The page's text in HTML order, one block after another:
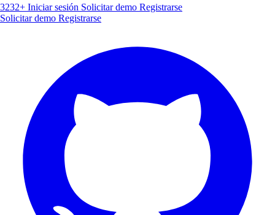
3232+ Iniciar sesión Solicitar demo Registrarse
Solicitar demo Registrarse